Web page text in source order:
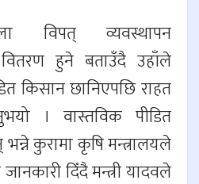
विपत् व्यवस्थापन
वितरण हुने बताउँदै उहाँले
किसान छानिएपछि राहत
। वास्तविक पीडित
कुरामा कृषि मन्त्रालयले
दिँदै मन्त्री यादवले